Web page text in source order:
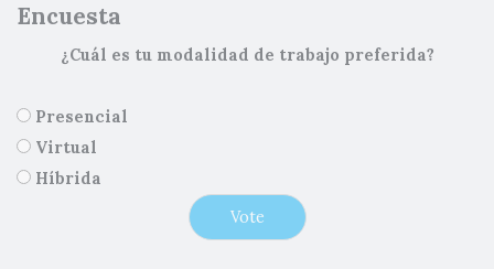
Encuesta
¿Cuál es tu modalidad de trabajo preferida?
Presencial
Virtual
Híbrida